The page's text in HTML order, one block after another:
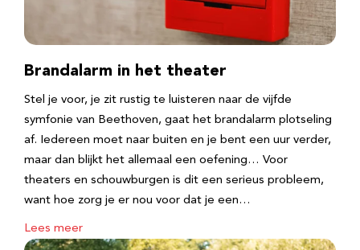
Brandalarm in het theater
Stel je voor, je zit rustig te luisteren naar de vijfde
symfonie van Beethoven, gaat het brandalarm plotseling
af. Iedereen moet naar buiten en je bent een uur verder,
maar dan blijkt het allemaal een oefening… Voor
theaters en schouwburgen is dit een serieus probleem,
want hoe zorg je er nou voor dat je een…
Lees meer